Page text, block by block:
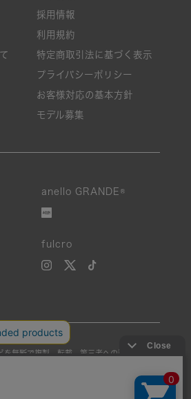
採用情報
利用規約
特定商取引法に基づく表示
プライバシーポリシー
お客様対応の基本方針
モデル募集
anello GRANDE®
fulcro
を無断で複製、転載、第三者への譲渡などを
duplication, or redistribution of any